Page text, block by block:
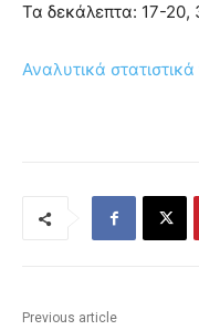
Τα δεκάλεπτα: 17-
Αναλυτικά
Previous article